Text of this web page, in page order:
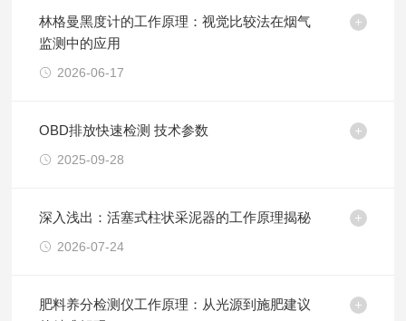
林格曼黑度计的工作原理：视觉比较法在烟气
监测中的应用
2026-06-17
OBD排放快速检测 技术参数
2025-09-28
深入浅出：活塞式柱状采泥器的工作原理揭秘
2026-07-24
肥料养分检测仪工作原理：从光源到施肥建议